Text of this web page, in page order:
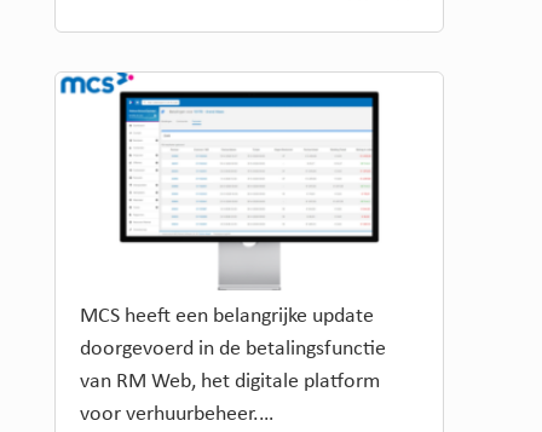
MCS heeft een belangrijke update
doorgevoerd in de betalingsfunctie
van RM Web, het digitale platform
voor verhuurbeheer.…